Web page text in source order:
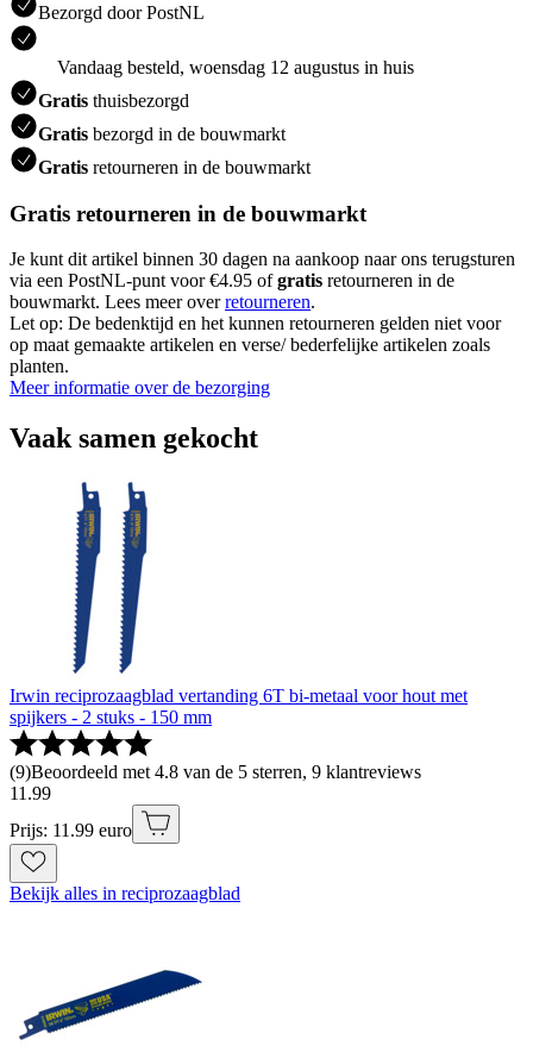
Bezorgd door PostNL
Vandaag besteld, woensdag 12 augustus in huis
Gratis thuisbezorgd
Gratis bezorgd in de bouwmarkt
Gratis retourneren in de bouwmarkt
Gratis retourneren in de bouwmarkt
Je kunt dit artikel binnen 30 dagen na aankoop naar ons terugsturen
via een PostNL-punt voor €4.95 ofgratis retourneren in de
bouwmarkt. Lees meer overretourneren.
Let op: De bedenktijd en het kunnen retourneren gelden niet voor
op maat gemaakte artikelen en verse/ bederfelijke artikelen zoals
planten.
Meer informatie over de bezorging
Vaak samen gekocht
Irwin reciprozaagblad vertanding 6T bi-metaal voor hout met
spijkers - 2 stuks - 150 mm
(9)Beoordeeld met 4.8 van de 5 sterren, 9 klantreviews
11 .99
Prijs: 11.99 euro
Bekijk alles in reciprozaagblad